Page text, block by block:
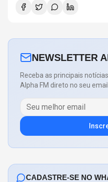
NEWSLETTER
Receba as principais
Alpha FM direto no seu email.
CADASTRE-SE NO